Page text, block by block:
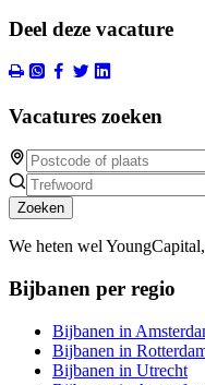
Deel deze vacature
Vacatures zoeken
Zoeken
We heten wel
Bijbanen per regio
Bijbanen in
Bijbanen in
Bijbanen in Utrecht